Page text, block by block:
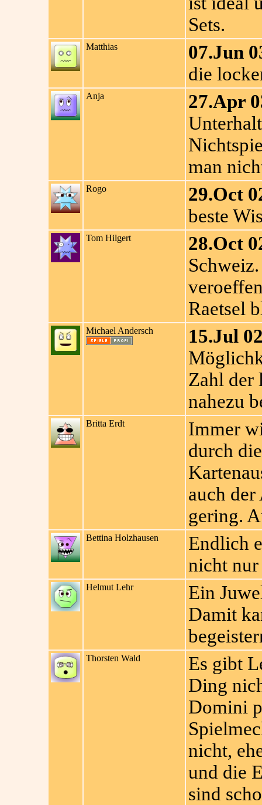
Sets.
Matthias
07.Jun
die
Anja
27.Apr
man
Rogo
29.Oct
beste
Tom Hilgert
28.Oct
Raetsel
Michael Andersch
15.Jul
Zahl der
nahezu
Britta Erdt
Immer
durch
auch
gering.
Bettina Holzhausen
Endlich
nicht
Helmut Lehr
Ein
Damit
Thorsten Wald
Es gibt
Ding
Domini
nicht,
und die
sind